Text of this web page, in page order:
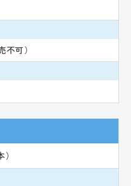
可）